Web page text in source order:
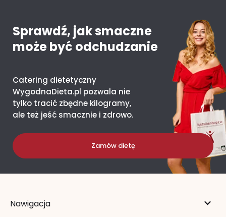
Sprawdź, jak smaczne
może być odchudzanie
Catering dietetyczny
WygodnaDieta.pl pozwala nie
tylko tracić zbędne kilogramy,
ale też jeść smacznie i zdrowo.
Zamów dietę
Nawigacja